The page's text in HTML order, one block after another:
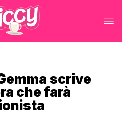
scrive
che farà